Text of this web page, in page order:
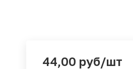
44,00 руб/шт